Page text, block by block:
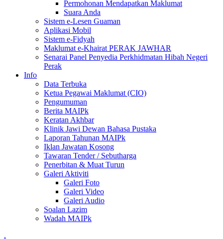
Permohonan Mendapatkan Maklumat
Suara Anda
Sistem e-Lesen Guaman
Aplikasi Mobil
Sistem e-Fidyah
Maklumat e-Khairat PERAK JAWHAR
Senarai Panel Penyedia Perkhidmatan Hibah Negeri
Perak
Info
Data Terbuka
Ketua Pegawai Maklumat (CIO)
Pengumuman
Berita MAIPk
Keratan Akhbar
Klinik Jawi Dewan Bahasa Pustaka
Laporan Tahunan MAIPk
Iklan Jawatan Kosong
Tawaran Tender / Sebutharga
Penerbitan & Muat Turun
Galeri Aktiviti
Galeri Foto
Galeri Video
Galeri Audio
Soalan Lazim
Wadah MAIPk
.